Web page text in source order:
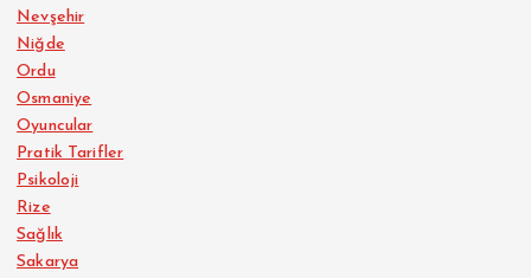
Nevşehir
Niğde
Ordu
Osmaniye
Oyuncular
Pratik Tarifler
Psikoloji
Rize
Sağlık
Sakarya